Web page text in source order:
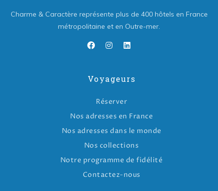
Charme & Caractère représente plus de 400 hôtels en France
métropolitaine et en Outre-mer.
Voyageurs
Réserver
Nos adresses en France
Nos adresses dans le monde
Nos collections
Notre programme de fidélité
Contactez-nous